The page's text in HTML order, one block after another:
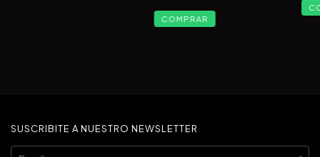
SUSCRIBITE A NUESTRO NEWSLETTER